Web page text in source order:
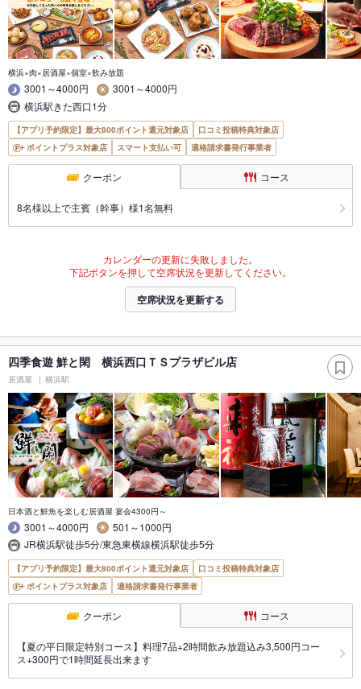
横浜×肉×居酒屋×個室×飲み放題
3001～4000円
3001～4000円
横浜駅きた西口1分
【アプリ予約限定】最大800ポイント還元対象店
口コミ投稿特典対象店
ポイントプラス対象店
スマート支払い可 適格請求書発行事業者
クーポン コース
8名様以上で主賓（幹事）様1名無料
カレンダーの更新に失敗しました。
下記ボタンを押して空席状況を更新してください。
空席状況を更新する
四季食遊 鮮と閑 横浜西口ＴＳプラザビル店
居酒屋 横浜駅
日本酒と鮮魚を楽しむ居酒屋 宴会4300円～
3001～4000円
501～1000円
JR横浜駅徒歩5分/東急東横線横浜駅徒歩5分
【アプリ予約限定】最大800ポイント還元対象店
口コミ投稿特典対象店
ポイントプラス対象店
適格請求書発行事業者
クーポン コース
【夏の平日限定特別コース】料理7品+2時間飲み放題込み3,500円コー
ス+300円で1時間延長出来ます